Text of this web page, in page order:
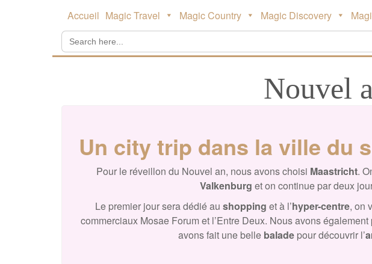
menu
to
content
Accueil Magic Travel Magic Country Magic Discovery
Search
for:
Nouvel
Un city trip dans la ville du
Pour le réveillon du Nouvel an, nous avons choisi Maastricht.
Valkenburg et on continue par deux
Le premier jour sera dédié au shopping et à l’hyper-centre, on
commerciaux Mosae Forum et l’Entre Deux. Nous avons
avons fait une belle balade pour découvrir l’